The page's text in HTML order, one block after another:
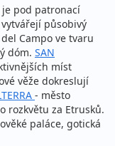
pod patronací
vytvářejí působivý
Campo ve tvaru
dóm. SAN
míst
věže dokreslují
- město
rozkvětu za Etrusků.
paláce, gotická